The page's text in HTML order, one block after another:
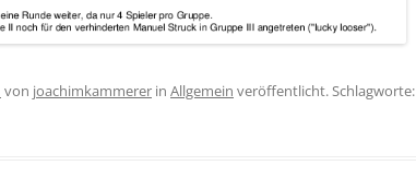
von joachimkammerer in Allgemein veröffentlicht. Schlagworte: